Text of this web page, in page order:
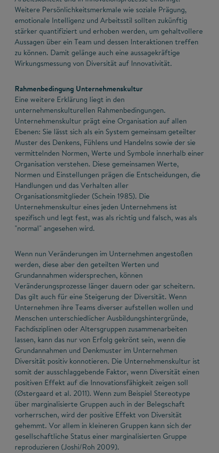
Weitere Persönlichkeitsmerkmale wie soziale Prägung,
emotionale Intelligenz und Arbeitsstil sollten zukünftig
stärker quantifiziert und erhoben werden, um gehaltvollere
Aussagen über ein Team und dessen Interaktionen treffen
zu können. Damit gelänge auch eine aussagekräftige
Wirkungsmessung von Diversität auf Innovativität.
Rahmenbedingung Unternehmenskultur
Eine weitere Erklärung liegt in den
unternehmenskulturellen Rahmenbedingungen.
Unternehmenskultur prägt eine Organisation auf allen
Ebenen: Sie lässt sich als ein System gemeinsam geteilter
Muster des Denkens, Fühlens und Handelns sowie der sie
vermittelnden Normen, Werte und Symbole innerhalb einer
Organisation verstehen. Diese gemeinsamen Werte,
Normen und Einstellungen prägen die Entscheidungen, die
Handlungen und das Verhalten aller
Organisationsmitglieder (Schein 1985). Die
Unternehmenskultur eines jeden Unternehmens ist
spezifisch und legt fest, was als richtig und falsch, was als
"normal" angesehen wird.
Wenn nun Veränderungen im Unternehmen angestoßen
werden, diese aber den geteilten Werten und
Grundannahmen widersprechen, können
Veränderungsprozesse länger dauern oder gar scheitern.
Das gilt auch für eine Steigerung der Diversität. Wenn
Unternehmen ihre Teams diverser aufstellen wollen und
Menschen unterschiedlicher Ausbildungshintergründe,
Fachdisziplinen oder Altersgruppen zusammenarbeiten
lassen, kann das nur von Erfolg gekrönt sein, wenn die
Grundannahmen und Denkmuster im Unternehmen
Diversität positiv konnotieren. Die Unternehmenskultur ist
somit der ausschlaggebende Faktor, wenn Diversität einen
positiven Effekt auf die Innovationsfähigkeit zeigen soll
(Østergaard et al. 2011). Wenn zum Beispiel Stereotype
über marginalisierte Gruppen auch in der Belegschaft
vorherrschen, wird der positive Effekt von Diversität
gehemmt. Vor allem in kleineren Gruppen kann sich der
gesellschaftliche Status einer marginalisierten Gruppe
reproduzieren (Joshi/Roh 2009).